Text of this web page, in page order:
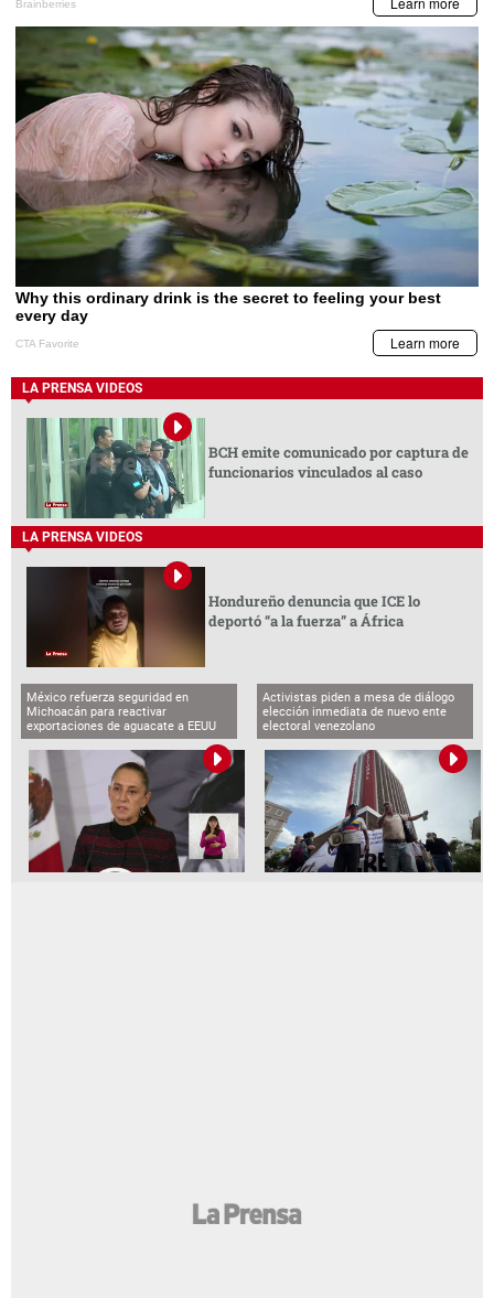
LA PRENSA VIDEOS
BCH emite comunicado por captura de
funcionarios vinculados al caso
LA PRENSA VIDEOS
Hondureño denuncia que ICE lo
deportó “a la fuerza” a África
México refuerza seguridad en
Michoacán para reactivar
exportaciones de aguacate a EEUU
Activistas piden a mesa de diálogo
elección inmediata de nuevo ente
electoral venezolano